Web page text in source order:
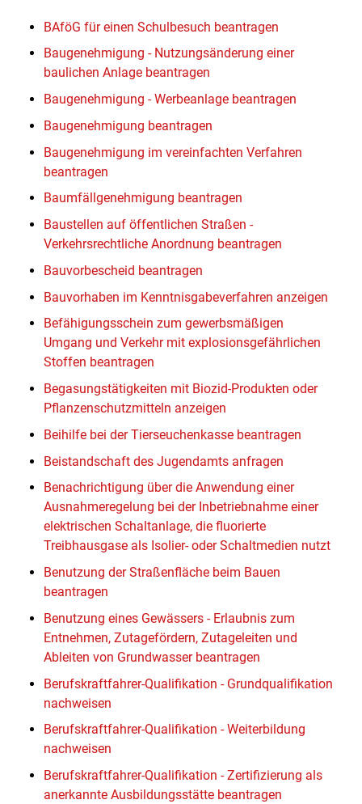
BAföG für einen Schulbesuch beantragen
Baugenehmigung - Nutzungsänderung einer
baulichen Anlage beantragen
Baugenehmigung - Werbeanlage beantragen
Baugenehmigung beantragen
Baugenehmigung im vereinfachten Verfahren
beantragen
Baumfällgenehmigung beantragen
Baustellen auf öffentlichen Straßen -
Verkehrsrechtliche Anordnung beantragen
Bauvorbescheid beantragen
Bauvorhaben im Kenntnisgabeverfahren anzeigen
Befähigungsschein zum gewerbsmäßigen
Umgang und Verkehr mit explosionsgefährlichen
Stoffen beantragen
Begasungstätigkeiten mit Biozid-Produkten oder
Pflanzenschutzmitteln anzeigen
Beihilfe bei der Tierseuchenkasse beantragen
Beistandschaft des Jugendamts anfragen
Benachrichtigung über die Anwendung einer
Ausnahmeregelung bei der Inbetriebnahme einer
elektrischen Schaltanlage, die fluorierte
Treibhausgase als Isolier- oder Schaltmedien nutzt
Benutzung der Straßenfläche beim Bauen
beantragen
Benutzung eines Gewässers - Erlaubnis zum
Entnehmen, Zutagefördern, Zutageleiten und
Ableiten von Grundwasser beantragen
Berufskraftfahrer-Qualifikation - Grundqualifikation
nachweisen
Berufskraftfahrer-Qualifikation - Weiterbildung
nachweisen
Berufskraftfahrer-Qualifikation - Zertifizierung als
anerkannte Ausbildungsstätte beantragen